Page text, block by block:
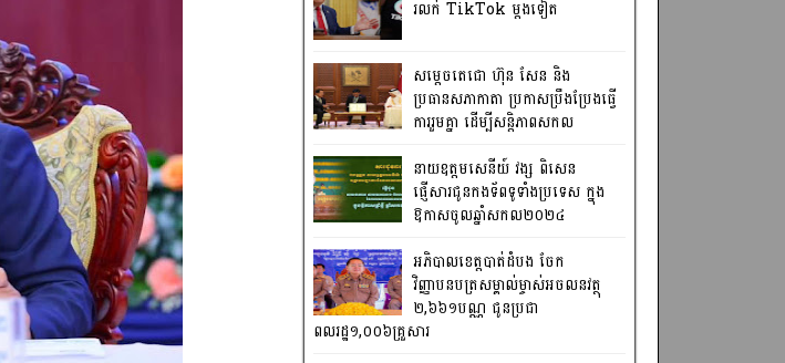
រលក់ TikTok ម្តងទៀត
សម្តេចតេជោ ហ៊ុន សែន និង
ប្រធានសភាកាតា ប្រកាសប្រឹងប្រែងធ្វើ
ការ​រួមគ្នា ដើម្បីសន្តិភាពសកល
នាយឧត្តមសេនីយ៍ វង្ស ពិសេន
ផ្ញើសារជូនកងទ័ពទូទាំងប្រទេស ក្នុង
ឱកាសចូលឆ្នាំសកល២០២៤
អភិបាលខេត្តបាត់ដំបង ចែក
វិញ្ញាបនបត្រសម្គាល់ម្ចាស់អចលនវត្ថុ
២,៦៦១បណ្ណ ជូនប្រជា
ពលរដ្ឋ១,០០៦គ្រួសារ